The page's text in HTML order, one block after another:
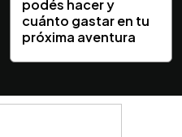
podés hacer y
cuánto gastar en tu
próxima aventura